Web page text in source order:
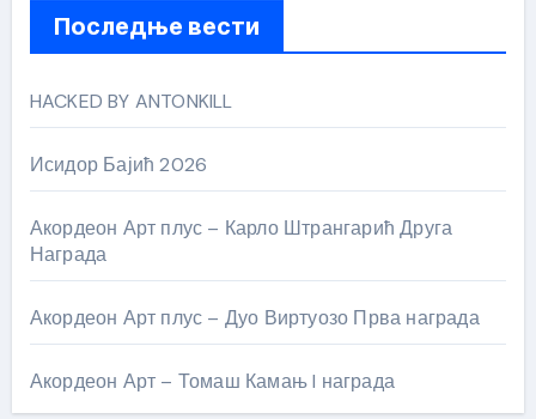
Последње вести
HACKED BY ANTONKILL
Исидор Бајић 2026
Акордеон Арт плус – Карло Штрангарић Друга
Награда
Акордеон Арт плус – Дуо Виртуозо Прва награда
Акордеон Арт – Томаш Камањ I награда